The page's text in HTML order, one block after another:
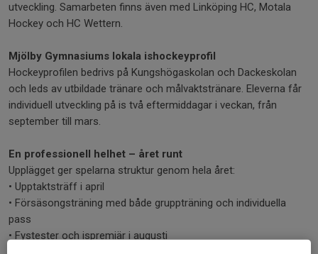
utveckling. Samarbeten finns även med Linköping HC, Motala
Hockey och HC Wettern.
Mjölby Gymnasiums lokala ishockeyprofil
Hockeyprofilen bedrivs på Kungshögaskolan och Dackeskolan
och leds av utbildade tränare och målvaktstränare. Eleverna får
individuell utveckling på is två eftermiddagar i veckan, från
september till mars.
En professionell helhet – året runt
Upplägget ger spelarna struktur genom hela året:
• Upptaktsträff i april
• Försäsongsträning med både gruppträning och individuella
pass
• Fystester och ispremiär i augusti